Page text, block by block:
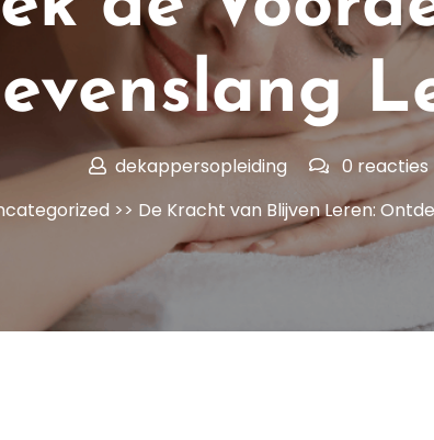
dekappersopleiding
0 reacties
>> De Kracht van Blijven Leren: